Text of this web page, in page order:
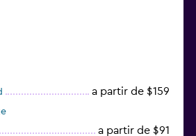
a partir de $159
a partir de $91